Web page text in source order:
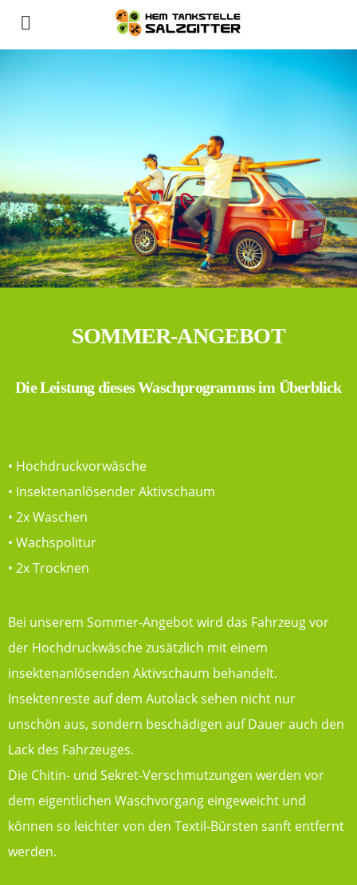
SOMMER-ANGEBOT
Die Leistung dieses Waschprogramms im Überblick
• Hochdruckvorwäsche
• Insektenanlösender Aktivschaum
• 2x Waschen
• Wachspolitur
• 2x Trocknen
Bei unserem Sommer-Angebot wird das Fahrzeug vor
der Hochdruckwäsche zusätzlich mit einem
insektenanlösenden Aktivschaum behandelt.
Insektenreste auf dem Autolack sehen nicht nur
unschön aus, sondern beschädigen auf Dauer auch den
Lack des Fahrzeuges.
Die Chitin- und Sekret-Verschmutzungen werden vor
dem eigentlichen Waschvorgang eingeweicht und
können so leichter von den Textil-Bürsten sanft entfernt
werden.